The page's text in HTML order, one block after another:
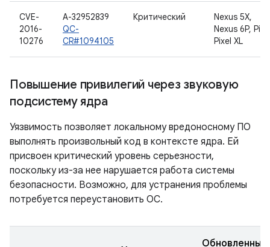
CVE-
2016-
10276
A-32952839
QC-
CR#1094105
Критический
Nexus 5X,
Nexus 6P,
Pixel XL
Повышение привилегий через звуковую
подсистему ядра
Уязвимость позволяет локальному вредоносному ПО
выполнять произвольный код в контексте ядра. Ей
присвоен критический уровень серьезности,
поскольку из-за нее нарушается работа системы
безопасности. Возможно, для устранения проблемы
потребуется переустановить ОС.
Обновленные